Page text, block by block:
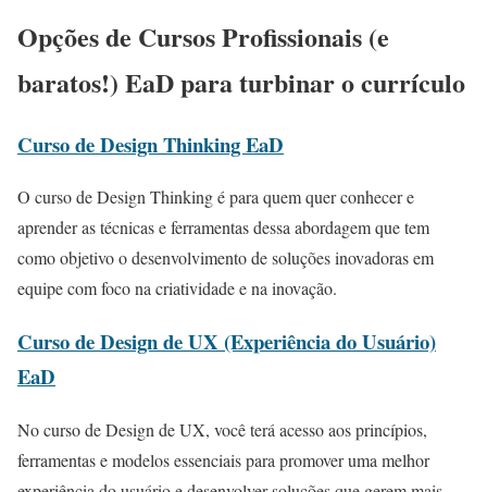
Opções de Cursos Profissionais (e
baratos!) EaD para turbinar o currículo
Curso de Design Thinking EaD
O curso de Design Thinking é para quem quer conhecer e
aprender as técnicas e ferramentas dessa abordagem que tem
como objetivo o desenvolvimento de soluções inovadoras em
equipe com foco na criatividade e na inovação.
Curso de Design de UX (Experiência do Usuário)
EaD
No curso de Design de UX, você terá acesso aos princípios,
ferramentas e modelos essenciais para promover uma melhor